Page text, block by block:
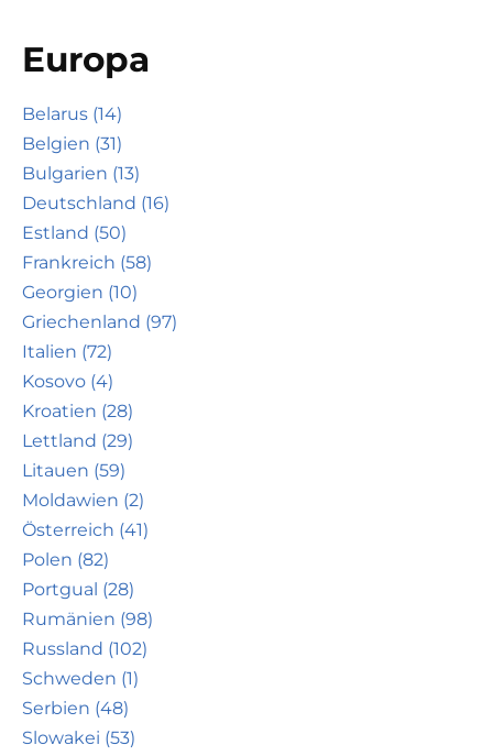
Europa
Belarus (14)
Belgien (31)
Bulgarien (13)
Deutschland (16)
Estland (50)
Frankreich (58)
Georgien (10)
Griechenland (97)
Italien (72)
Kosovo (4)
Kroatien (28)
Lettland (29)
Litauen (59)
Moldawien (2)
Österreich (41)
Polen (82)
Portgual (28)
Rumänien (98)
Russland (102)
Schweden (1)
Serbien (48)
Slowakei (53)